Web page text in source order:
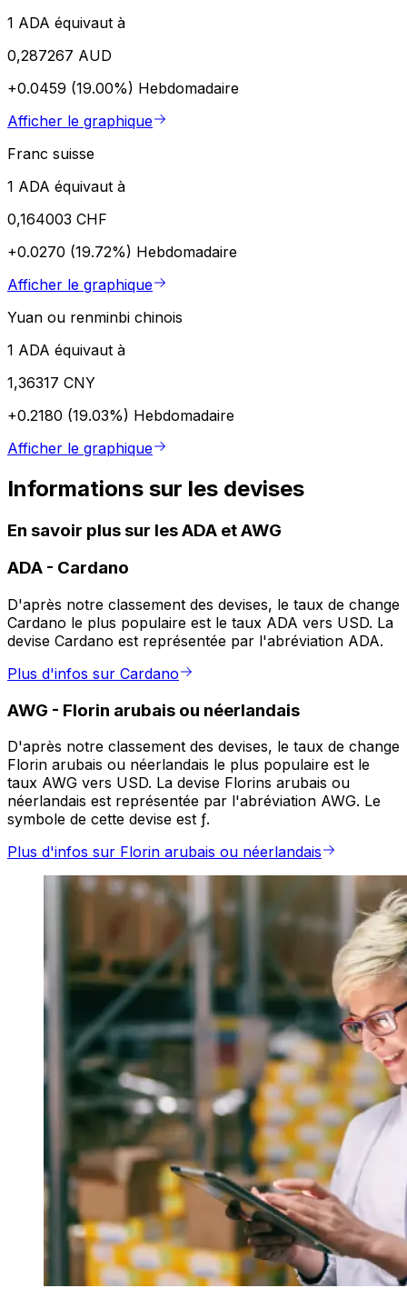
1 ADA équivaut à
0,287267 AUD
+0.0459 (19.00%) Hebdomadaire
Afficher le graphique
Franc suisse
1 ADA équivaut à
0,164003 CHF
+0.0270 (19.72%) Hebdomadaire
Afficher le graphique
Yuan ou renminbi chinois
1 ADA équivaut à
1,36317 CNY
+0.2180 (19.03%) Hebdomadaire
Afficher le graphique
Informations sur les devises
En savoir plus sur les ADA et AWG
ADA - Cardano
D'après notre classement des devises, le taux de change
Cardano le plus populaire est le taux ADA vers USD. La
devise Cardano est représentée par l'abréviation ADA.
Plus d'infos sur Cardano
AWG - Florin arubais ou néerlandais
D'après notre classement des devises, le taux de change
Florin arubais ou néerlandais le plus populaire est le
taux AWG vers USD. La devise Florins arubais ou
néerlandais est représentée par l'abréviation AWG. Le
symbole de cette devise est ƒ.
Plus d'infos sur Florin arubais ou néerlandais